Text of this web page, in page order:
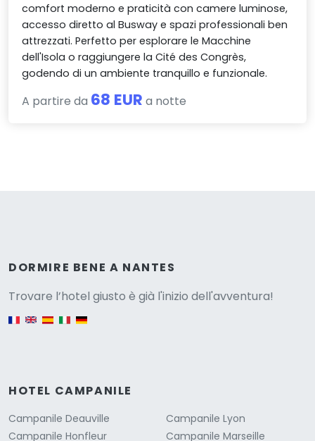
comfort moderno e praticità con camere luminose,
accesso diretto al Busway e spazi professionali ben
attrezzati. Perfetto per esplorare le Macchine
dell'Isola o raggiungere la Cité des Congrès,
godendo di un ambiente tranquillo e funzionale.
A partire da 68 EUR a notte
DORMIRE BENE A NANTES
Trovare l’hotel giusto è già l'inizio dell'avventura!
HOTEL CAMPANILE
Campanile Deauville
Campanile Honfleur
Campanile Lyon
Campanile Marseille